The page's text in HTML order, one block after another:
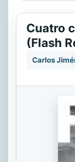
Cuatro
(Flash
Carlos